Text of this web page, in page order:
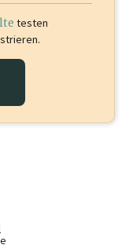
testen